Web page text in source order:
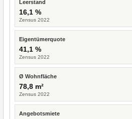
Leerstand
16,1 %
Zensus 2022
Eigentümerquote
41,1 %
Zensus 2022
Ø Wohnfläche
78,8 m²
Zensus 2022
Angebotsmiete